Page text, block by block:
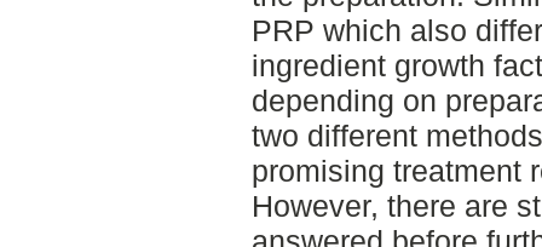
PRP which also
ingredient growth
depending on
two different
promising treatment
However, there are